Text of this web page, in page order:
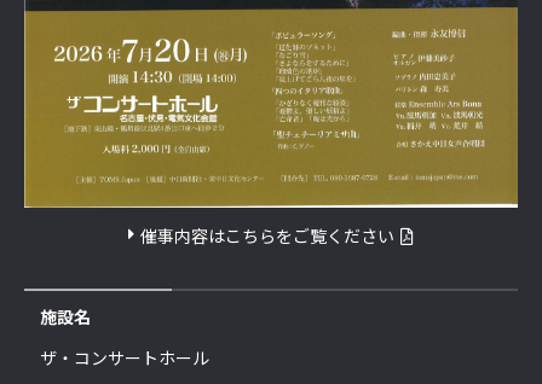
催事内容はこちらをご覧ください
施設名
ザ・コンサートホール